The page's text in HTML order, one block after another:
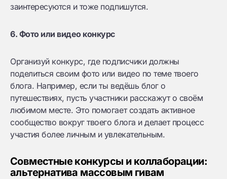
заинтересуются и тоже подпишутся.
6. Фото или видео конкурс
Организуй конкурс, где подписчики должны
поделиться своим фото или видео по теме твоего
блога. Например, если ты ведёшь блог о
путешествиях, пусть участники расскажут о своём
любимом месте. Это помогает создать активное
сообщество вокруг твоего блога и делает процесс
участия более личным и увлекательным.
Совместные конкурсы и коллаборации:
альтернатива массовым гивам